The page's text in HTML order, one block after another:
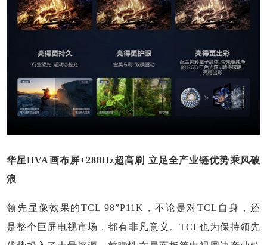
华星HVA画布屏+288Hz超高刷 立足全产业链优势乘风破
浪
领先显像效果的TCL 98”P11K，不论是对TCL自身，还
是整个巨屏电视市场，都有非凡意义。TCL也为保持领先